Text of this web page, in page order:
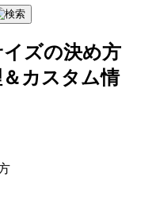
ズの決め方
＆カスタム情